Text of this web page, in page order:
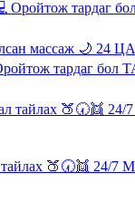
массаж 🌙
тардаг бол
🍑🕢👯 24/7